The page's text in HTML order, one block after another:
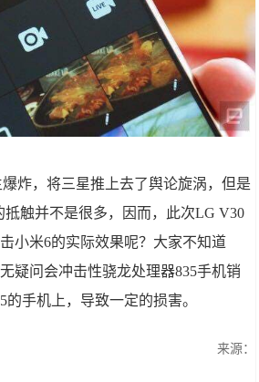
炸，将三星推上去了舆论旋涡，但是
触并不是很多，因而，此次LG V30
小米6的实际效果呢？大家不知道
疑问会冲击性骁龙处理器835手机销
手机上，导致一定的损害。
来源：